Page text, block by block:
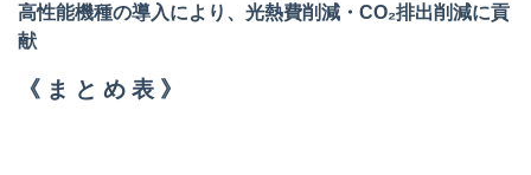
高性能機種の導入により、光熱費削減・CO₂排出削減に貢
献
《 ま と め 表 》